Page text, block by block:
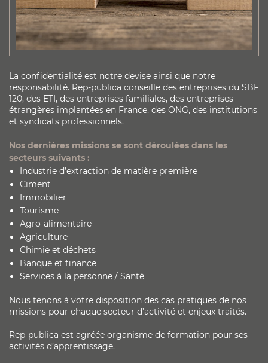
La confidentialité est notre devise ainsi que notre
responsabilité. Rep-publica conseille des entreprises du SBF
120, des ETI, des entreprises familiales, des entreprises
étrangères implantées en France, des ONG, des institutions
et syndicats professionnels.
Nos dernières missions se sont déroulées dans les
secteurs suivants :
Industrie d’extraction de matière première
Ciment
Immobilier
Tourisme
Agro-alimentaire
Agriculture
Chimie et déchets
Banque et finance
Services à la personne / Santé
Nous tenons à votre disposition des cas pratiques de nos
missions pour chaque secteur d’activité et enjeux traités.
Rep-publica est agréée organisme de formation pour ses
activités d’apprentissage.